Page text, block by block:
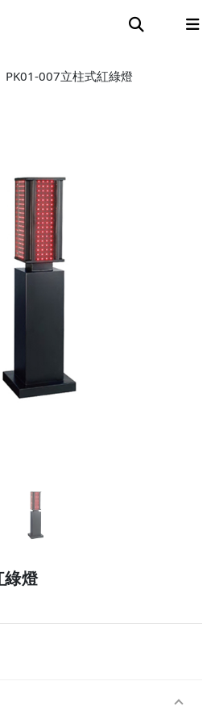
PK01-007立柱式紅綠燈
綠燈